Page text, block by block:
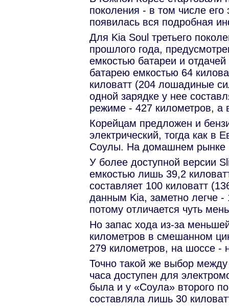
поколения - в том числе
появилась вся подробная
Для Kia Soul третьего
прошлого года,
емкостью батареи и
батарею емкостью 64
киловатт (204 лошадиные
одной зарядке у нее
режиме - 427 километров, а
Корейцам предложен и
электрический, тогда как в
Соулы. На домашнем рынке
У более доступной версии
емкостью лишь 39,2
составляет 100 киловатт
данным Kia, заметно легче
потому отличается чуть
Но запас хода из-за
километров в смешанном
279 километров, на шоссе -
Точно такой же выбор
часа доступен для
была и у «Соула» второго
составляла лишь 30